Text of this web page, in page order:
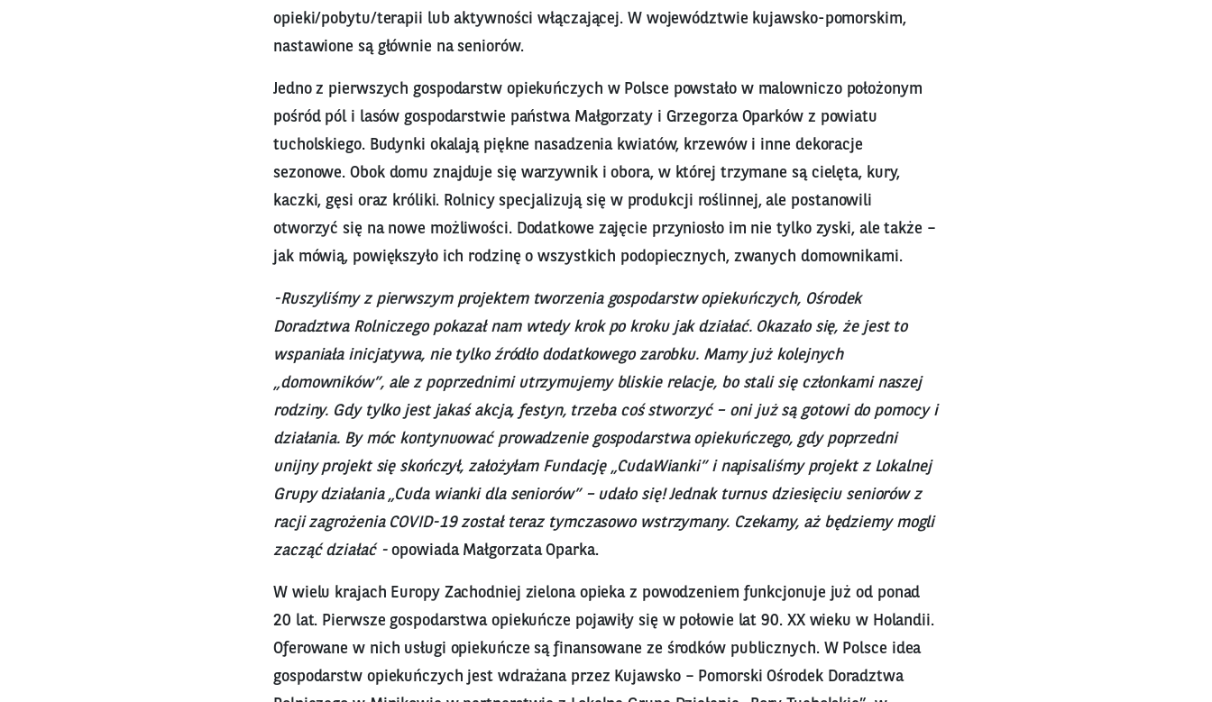
opieki/pobytu/terapii lub aktywności włączającej. W województwie kujawsko-pomorskim,
nastawione są głównie na seniorów.
Jedno z pierwszych gospodarstw opiekuńczych w Polsce powstało w malowniczo położonym
pośród pól i lasów gospodarstwie państwa Małgorzaty i Grzegorza Oparków z powiatu
tucholskiego. Budynki okalają piękne nasadzenia kwiatów, krzewów i inne dekoracje
sezonowe. Obok domu znajduje się warzywnik i obora, w której trzymane są cielęta, kury,
kaczki, gęsi oraz króliki. Rolnicy specjalizują się w produkcji roślinnej, ale postanowili
otworzyć się na nowe możliwości. Dodatkowe zajęcie przyniosło im nie tylko zyski, ale także –
jak mówią, powiększyło ich rodzinę o wszystkich podopiecznych, zwanych domownikami.
-Ruszyliśmy z pierwszym projektem tworzenia gospodarstw opiekuńczych, Ośrodek
Doradztwa Rolniczego pokazał nam wtedy krok po kroku jak działać. Okazało się, że jest to
wspaniała inicjatywa, nie tylko źródło dodatkowego zarobku. Mamy już kolejnych
„domowników”, ale z poprzednimi utrzymujemy bliskie relacje, bo stali się członkami naszej
rodziny. Gdy tylko jest jakaś akcja, festyn, trzeba coś stworzyć – oni już są gotowi do pomocy i
działania. By móc kontynuować prowadzenie gospodarstwa opiekuńczego, gdy poprzedni
unijny projekt się skończył, założyłam Fundację „CudaWianki” i napisaliśmy projekt z Lokalnej
Grupy działania „Cuda wianki dla seniorów” – udało się! Jednak turnus dziesięciu seniorów z
racji zagrożenia COVID-19 został teraz tymczasowo wstrzymany. Czekamy, aż będziemy mogli
zacząć działać -opowiada Małgorzata Oparka.
W wielu krajach Europy Zachodniej zielona opieka z powodzeniem funkcjonuje już od ponad
20 lat. Pierwsze gospodarstwa opiekuńcze pojawiły się w połowie lat 90. XX wieku w Holandii.
Oferowane w nich usługi opiekuńcze są finansowane ze środków publicznych. W Polsce idea
gospodarstw opiekuńczych jest wdrażana przez Kujawsko – Pomorski Ośrodek Doradztwa